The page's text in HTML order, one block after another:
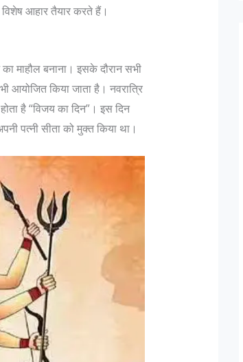
आहार तैयार करते हैं।
माहौल बनाना। इसके दौरान सभी
आयोजित किया जाता है। नवरात्रि
है “विजय का दिन”। इस दिन
पत्नी सीता को मुक्त किया था।
1857 की क्रांति के मुख्य क्रांतिकारी
1857 की क्रांति के विषय मे कहा जाता है कि 1857 की
क्रांति की शुरुवात कुछ ब्रिटेश इंडियन आर्मी के भारतीय
सैनिको के द्वारा किया गया विद्रोह था जिस को बंगाल
और नॉर्थ इंडिय के कुछ हिस्से मे ही लड़ा...